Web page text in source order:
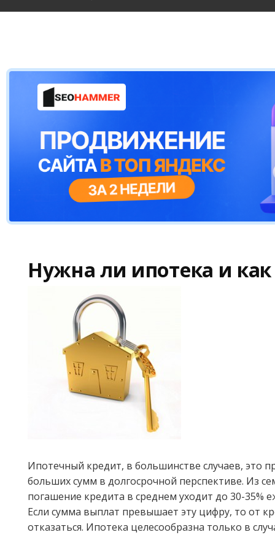
Нужна ли ипотека и как
Ипотечный кредит, в большинстве случаев, это
больших сумм в долгосрочной перспективе. Из
погашение кредита в среднем уходит до 30-35%
Если сумма выплат превышает эту цифру, то от
отказаться. Ипотека целесообразна только в